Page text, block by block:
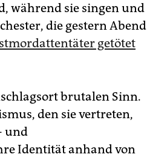
während sie singen und
die gestern Abend
getötet
brutalen Sinn.
den sie vertreten,
und
Identität anhand von